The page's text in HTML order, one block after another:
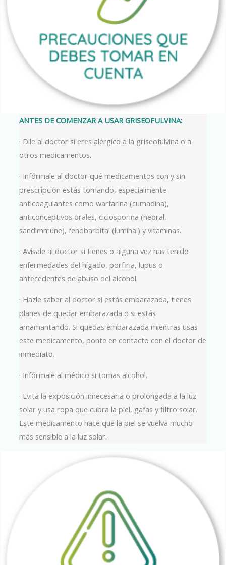
ANTES DE COMENZAR A USAR GRISEOFULVINA:
· Dile al doctor si eres alérgico a la griseofulvina o a
otros medicamentos.
· Infórmale al doctor qué medicamentos con y sin
prescripción estás tomando, especialmente
anticoagulantes como warfarina (cumadina),
anticonceptivos orales, ciclosporina (neoral,
sandimmune), fenobarbital (luminal) y vitaminas.
· Avísale al doctor si tienes o alguna vez has tenido
enfermedades del hígado, porfiria, lupus o
antecedentes de abuso del alcohol.
· Hazle saber al doctor si estás embarazada, tienes
planes de quedar embarazada o si estás
amamantando. Si quedas embarazada mientras usas
este medicamento, ponte en contacto con el doctor de
inmediato.
· Infórmale al médico si tomas alcohol.
· Evita la exposición innecesaria o prolongada a la luz
solar y usa ropa que cubra la piel, gafas y filtro solar.
Este medicamento hace que la piel se vuelva mucho
más sensible a la luz solar.